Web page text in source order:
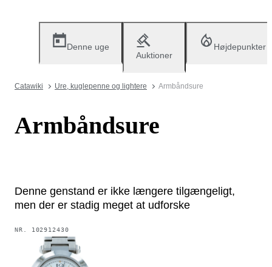
Denne uge
Auktioner
Højdepunkter
Catawiki Ure, kuglepenne og lightere Armbåndsure
Armbåndsure
Denne genstand er ikke længere tilgængeligt,
men der er stadig meget at udforske
NR. 102912430